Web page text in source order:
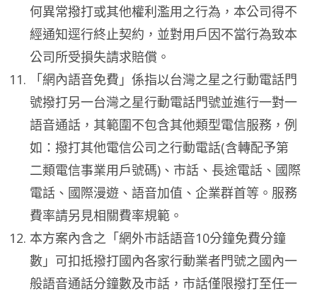
何異常撥打或其他權利濫用之行為，本公司得不
經通知逕行終止契約，並對用戶因不當行為致本
公司所受損失請求賠償。
「網內語音免費」係指以台灣之星之行動電話門
號撥打另一台灣之星行動電話門號並進行一對一
語音通話，其範圍不包含其他類型電信服務，例
如：撥打其他電信公司之行動電話(含轉配予第
二類電信事業用戶號碼)、市話、長途電話、國際
電話、國際漫遊、語音加值、企業群首等。服務
費率請另見相關費率規範。
本方案內含之「網外市話語音10分鐘免費分鐘
數」可扣抵撥打國內各家行動業者門號之國內一
般語音通話分鐘數及市話，市話僅限撥打至任一